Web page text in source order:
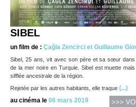
SIBEL
un film de : Çağla Zencirci et Guillaume
Sibel, 25 ans, vit avec son père et sa sœur dans
de la mer noire en Turquie. Sibel est muette
sifflée ancestrale de la région.
Rejetée par les autres habitants, elle traque (...)
au cinéma le 06 mars 2019 >>>